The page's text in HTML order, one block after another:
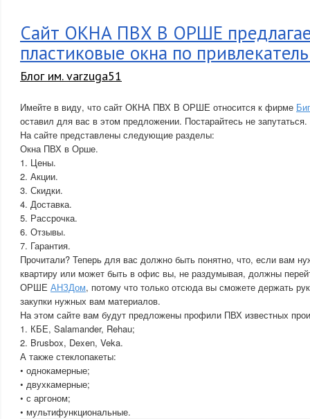
Сайт ОКНА ПВХ В ОРШЕ
пластиковые окна по
Блог им. varzuga51
Имейте в виду, что сайт ОКНА ПВХ В ОРШЕ относится к фирме
оставил для вас в этом предложении. Постарайтесь не запутаться.
На сайте представлены следующие разделы:
Окна ПВХ в Орше.
1. Цены.
2. Акции.
3. Скидки.
4. Доставка.
5. Рассрочка.
6. Отзывы.
7. Гарантия.
Прочитали? Теперь для вас должно быть понятно, что, если вам
квартиру или может быть в офис вы, не раздумывая, должны
ОРШЕ АНЗДом, потому что только отсюда вы сможете держать
закупки нужных вам материалов.
На этом сайте вам будут предложены профили ПВХ известных
1. КБЕ, Salamander, Rehau;
2. Brusbox, Dexen, Veka.
А также стеклопакеты:
• однокамерные;
• двухкамерные;
• с аргоном;
• мультифункциональные.